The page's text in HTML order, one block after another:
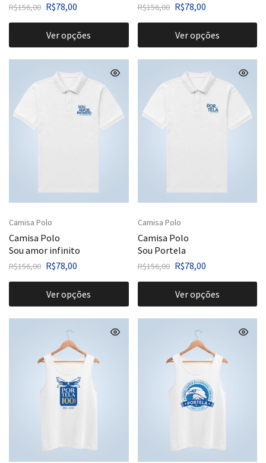
R$156,00 R$78,00
Ver opções
R$156,00 R$78,00
Ver opções
Camisa Polo
Camisa Polo
Sou amor infinito
R$156,00 R$78,00
Ver opções
Camisa Polo
Camisa Polo
Sou Portela
R$156,00 R$78,00
Ver opções